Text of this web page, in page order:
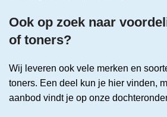
Ook op zoek naar
of toners?
Wij leveren ook vele merken en
toners. Een deel kun je hier vinden,
aanbod vindt je op onze